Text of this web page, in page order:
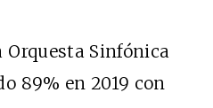
Orquesta Sinfónica
89% en 2019 con